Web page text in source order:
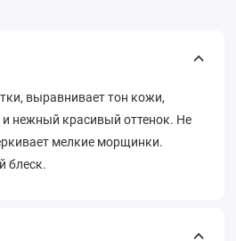
выравнивает тон кожи,
и нежный красивый оттенок. Не
мелкие морщинки.
блеск.